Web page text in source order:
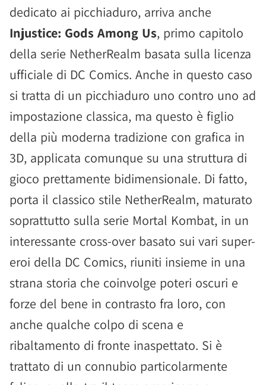
dedicato ai picchiaduro, arriva anche
Injustice: Gods Among Us, primo capitolo
della serie NetherRealm basata sulla licenza
ufficiale di DC Comics. Anche in questo caso
si tratta di un picchiaduro uno contro uno ad
impostazione classica, ma questo è figlio
della più moderna tradizione con grafica in
3D, applicata comunque su una struttura di
gioco prettamente bidimensionale. Di fatto,
porta il classico stile NetherRealm, maturato
soprattutto sulla serie Mortal Kombat, in un
interessante cross-over basato sui vari super-
eroi della DC Comics, riuniti insieme in una
strana storia che coinvolge poteri oscuri e
forze del bene in contrasto fra loro, con
anche qualche colpo di scena e
ribaltamento di fronte inaspettato. Si è
trattato di un connubio particolarmente